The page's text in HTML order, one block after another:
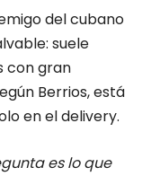
del cubano
suele
con gran
Berrios, está
en el delivery.
es lo que